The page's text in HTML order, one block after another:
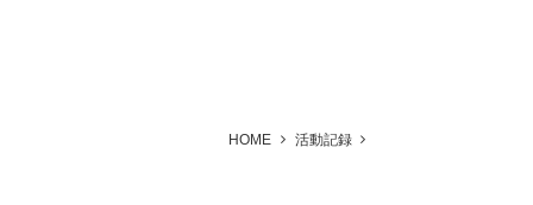
HOME 活動記録